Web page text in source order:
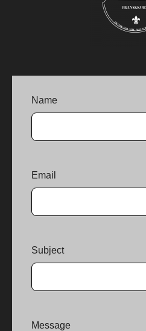
Name
Email
Subject
Message